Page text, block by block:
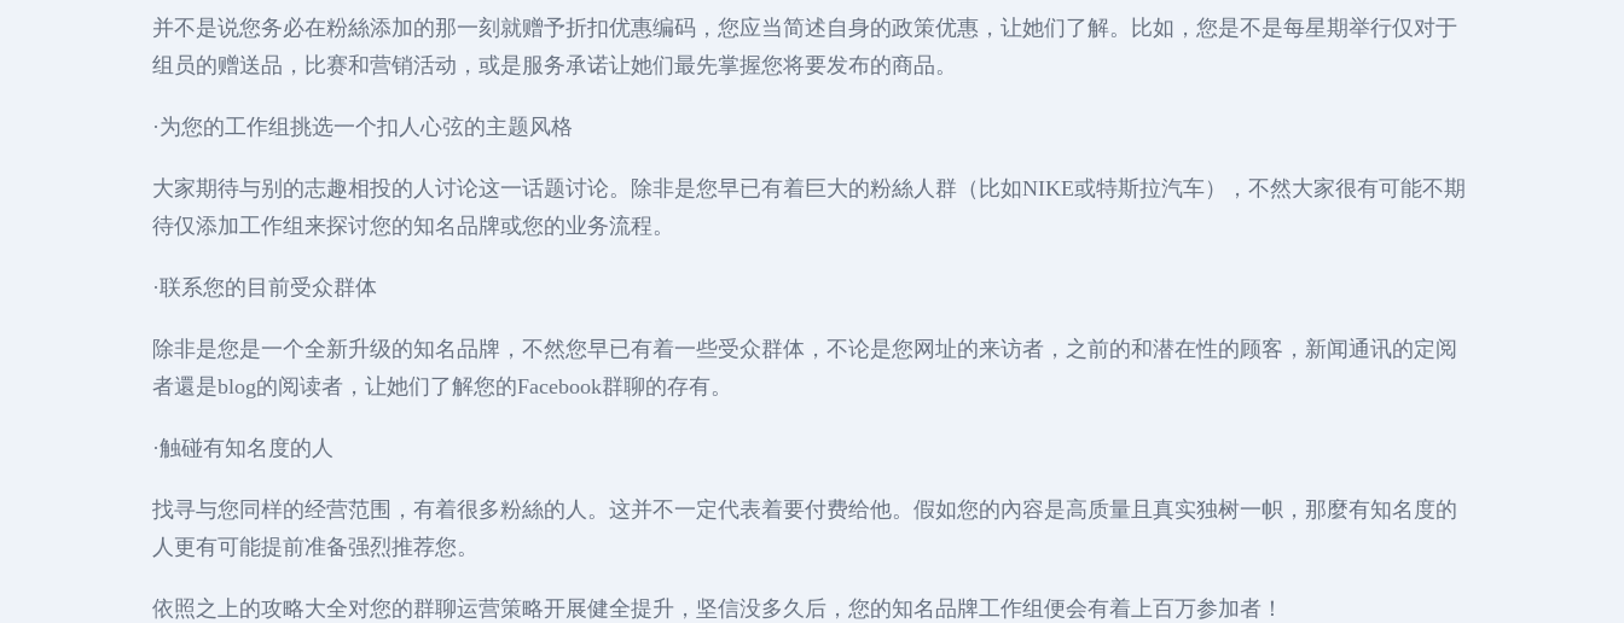
并不是说您务必在粉絲添加的那一刻就赠予折扣优惠编码，您应当简述自身的政策优惠，让她们了解。比如，您是不是每星期举行仅对于
组员的赠送品，比赛和营销活动，或是服务承诺让她们最先掌握您将要发布的商品。
·为您的工作组挑选一个扣人心弦的主题风格
大家期待与别的志趣相投的人讨论这一话题讨论。除非是您早已有着巨大的粉絲人群（比如NIKE或特斯拉汽车），不然大家很有可能不期
待仅添加工作组来探讨您的知名品牌或您的业务流程。
·联系您的目前受众群体
除非是您是一个全新升级的知名品牌，不然您早已有着一些受众群体，不论是您网址的来访者，之前的和潜在性的顾客，新闻通讯的定阅
者還是blog的阅读者，让她们了解您的Facebook群聊的存有。
·触碰有知名度的人
找寻与您同样的经营范围，有着很多粉絲的人。这并不一定代表着要付费给他。假如您的內容是高质量且真实独树一帜，那麼有知名度的
人更有可能提前准备强烈推荐您。
依照之上的攻略大全对您的群聊运营策略开展健全提升，坚信没多久后，您的知名品牌工作组便会有着上百万参加者！